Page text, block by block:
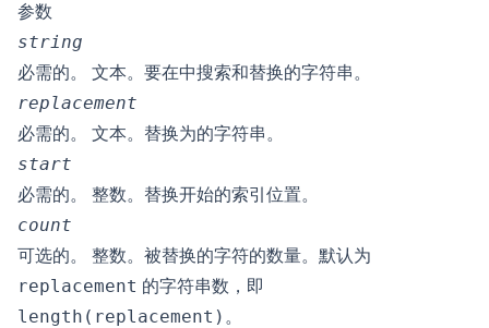
参数
string
必需的。 文本。要在中搜索和替换的字符串。
replacement
必需的。 文本。替换为的字符串。
start
必需的。 整数。替换开始的索引位置。
count
可选的。 整数。被替换的字符的数量。默认为
replacement 的字符串数，即
length(replacement) 。